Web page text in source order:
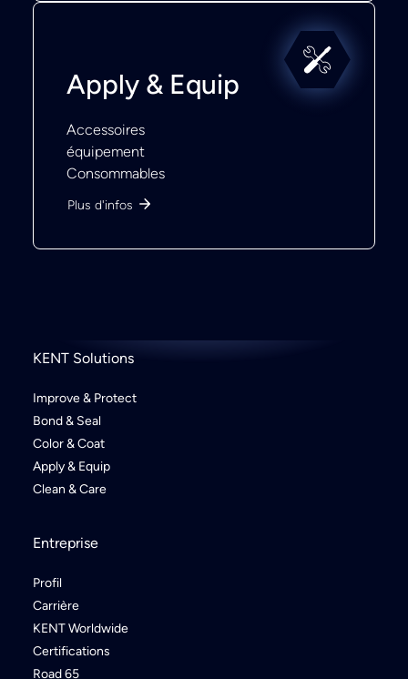
Apply & Equip
Accessoires
équipement
Consommables
Plus d'infos
KENT Solutions
Improve & Protect
Bond & Seal
Color & Coat
Apply & Equip
Clean & Care
Entreprise
Profil
Carrière
KENT Worldwide
Certifications
Road 65